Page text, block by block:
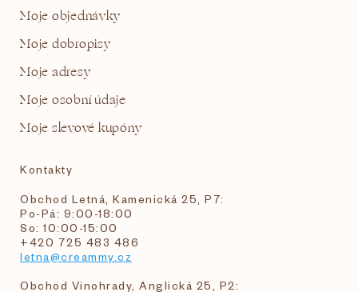
Moje objednávky
Moje dobropisy
Moje adresy
Moje osobní údaje
Moje slevové kupóny
Kontakty
Obchod Letná, Kamenická 25, P7:
Po-Pá: 9:00-18:00
So: 10:00-15:00
+420 725 483 486
letna@creammy.cz
Obchod Vinohrady, Anglická 25, P2: